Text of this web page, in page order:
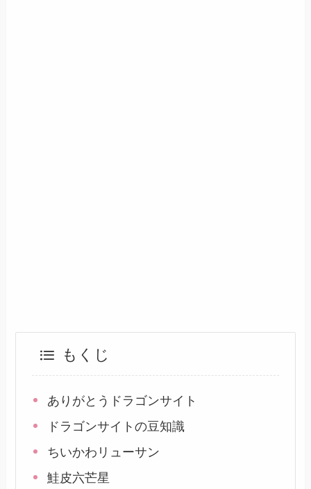
もくじ
ありがとうドラゴンサイト
ドラゴンサイトの豆知識
ちいかわリューサン
鮭皮六芒星